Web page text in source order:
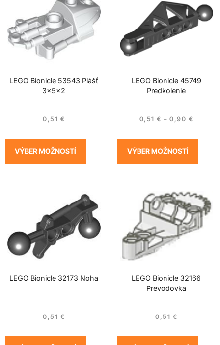
LEGO Bionicle 53543 Plášť
3x5x2
0,51 €
VÝBER MOŽNOSTÍ
LEGO Bionicle 45749
Predkolenie
0,51€ – 0,90 €
VÝBER MOŽNOSTÍ
LEGO Bionicle 32173 Noha
0,51 €
LEGO Bionicle 32166
Prevodovka
0,51 €